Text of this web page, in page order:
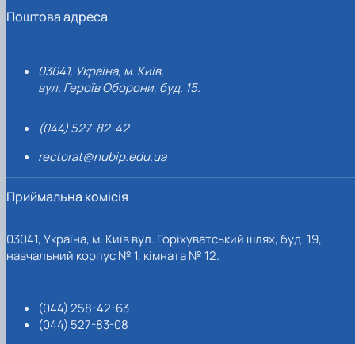
Поштова адреса
03041, Україна, м. Київ,
вул. Героїв Оборони, буд. 15.
(044) 527-82-42
rectorat@nubip.edu.ua
Приймальна комісія
03041, Україна, м. Київ вул. Горіхуватський шлях, буд. 19,
навчальний корпус № 1, кімната № 12.
(044) 258-42-63
(044) 527-83-08